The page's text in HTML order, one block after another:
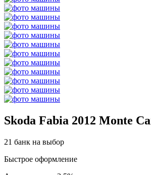
Skoda Fabia 2012 Monte
21 банк на выбор
Быстрое оформление